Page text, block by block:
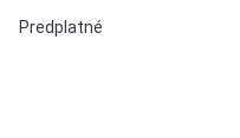
Predplatné